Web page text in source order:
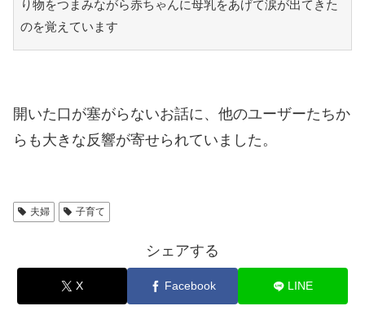
り物をつまみながら赤ちゃんに母乳をあげて涙が出てきた
のを覚えています
開いた口が塞がらないお話に、他のユーザーたちか
らも大きな反響が寄せられていました。
夫婦 子育て
シェアする
X Facebook LINE